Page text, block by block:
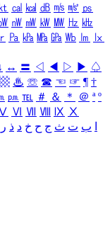
㏏ ㎈ ㎉ ㏈ ㎧ ㎨ ㎰
㎻ ㎽ ㎾ ㎿ ㎐ ㎑
㎩ ㎪ ㎫ ㎬ ㏝ ㏐
㏓
↔ 〓 ◁ ◀ ▷ ▶ ♤
♨ ☏ ☎ ☜ ☞ ¶ †
㏘ ℡ ＃ ＆ ＊ ＠ ª º
Ⅵ Ⅶ Ⅷ Ⅸ Ⅹ
ب ت ث ج ح خ د ذ ر